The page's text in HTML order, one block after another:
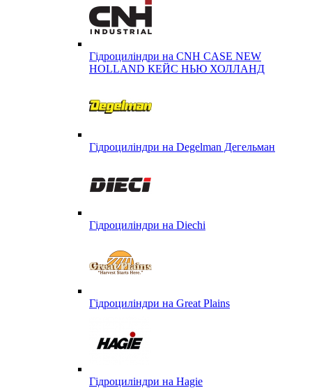
Гідроциліндри на CNH CASE NEW
HOLLAND КЕЙС НЬЮ ХОЛЛАНД
Гідроциліндри на Degelman Дегельман
Гідроциліндри на Diechi
Гідроциліндри на Great Plains
Гідроциліндри на Hagie